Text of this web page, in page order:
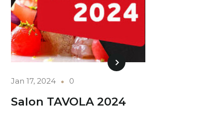
Jan 17, 2024 0
Salon TAVOLA 2024